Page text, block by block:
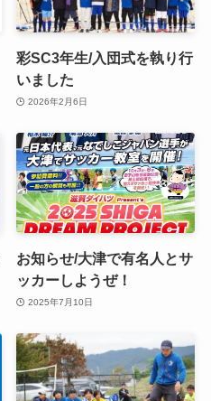
彩SC3年生/入団式を執り行
いました
2026年2月6日
お知らせ/大津で有名人とサ
ッカーしようぜ！
2025年7月10日